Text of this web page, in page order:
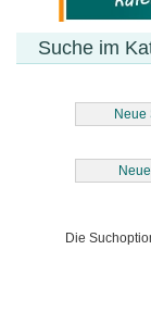
Suche im
Neue
Die